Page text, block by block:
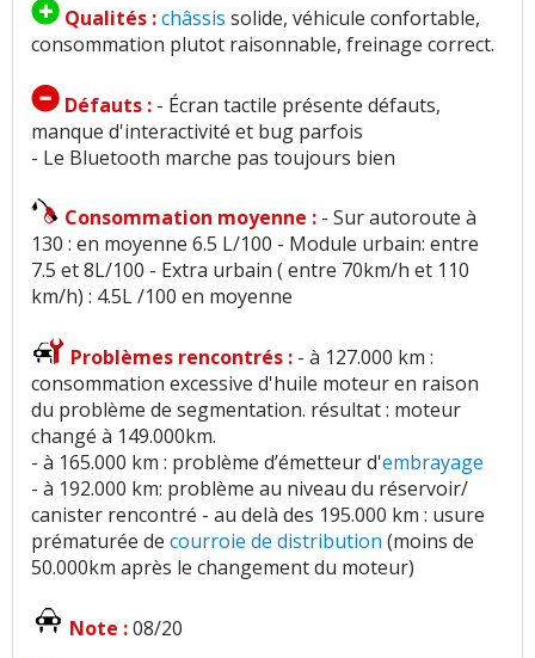
Qualités :châssis solide, véhicule confortable,
consommation plutot raisonnable, freinage correct.
Défauts : - Écran tactile présente défauts,
manque d'interactivité et bug parfois
- Le Bluetooth marche pas toujours bien
Consommation moyenne : - Sur autoroute à
130 : en moyenne 6.5 L/100 - Module urbain: entre
7.5 et 8L/100 - Extra urbain ( entre 70km/h et 110
km/h) : 4.5L /100 en moyenne
Problèmes rencontrés : - à 127.000 km :
consommation excessive d'huile moteur en raison
du problème de segmentation. résultat : moteur
changé à 149.000km.
- à 165.000 km : problème d’émetteur d'embrayage
- à 192.000 km: problème au niveau du réservoir/
canister rencontré - au delà des 195.000 km : usure
prématurée de courroie de distribution (moins de
50.000km après le changement du moteur)
Note :08/20